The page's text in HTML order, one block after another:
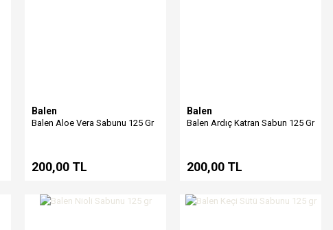
Balen
Balen Aloe Vera Sabunu 125 Gr
200,00 TL
Balen
Balen Ardıç Katran Sabun 125 Gr
200,00 TL